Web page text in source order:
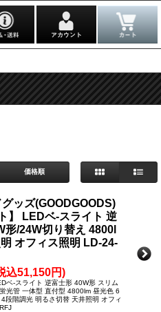
価格順
ッズ(GOODGOODS)
】 LEDベ-スライト 逆
形/24W切り替え 4800l
オフィス照明 LD-24-
込51,150円)
ベ-スライト 逆富士形 40W形 スリム
光管 一体型 直付型 4800lm 昼光色 6
段階調光 明るさ切替 天井照明 オフィ